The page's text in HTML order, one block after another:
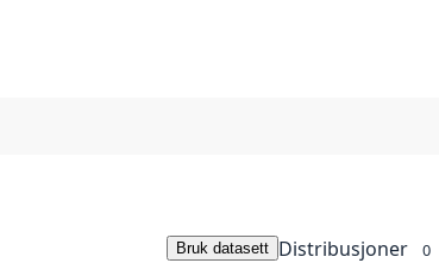
Bruk datasett Distribusjoner 0